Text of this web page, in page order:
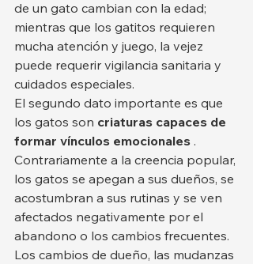
de un gato cambian con la edad;
mientras que los gatitos requieren
mucha atención y juego, la vejez
puede requerir vigilancia sanitaria y
cuidados especiales.
El segundo dato importante es que
los gatos son criaturas capaces de
formar vínculos emocionales .
Contrariamente a la creencia popular,
los gatos se apegan a sus dueños, se
acostumbran a sus rutinas y se ven
afectados negativamente por el
abandono o los cambios frecuentes.
Los cambios de dueño, las mudanzas